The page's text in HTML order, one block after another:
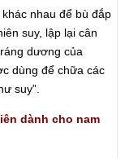
nhau để bù đắp
suy, lập lại cân
dương của
dùng để chữa các
suy”.
dành cho nam